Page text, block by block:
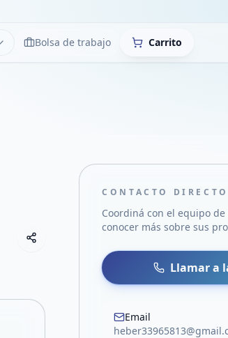
LimpiarBolsa de trabajo Carrito
Compartir empresa
Compartir por WhatsApp
Compartir por mail
Compartir en Facebook
CONTACTO DIRECTO
Coordiná con el equipo de
conocer más sobre sus
Llamar a
Email